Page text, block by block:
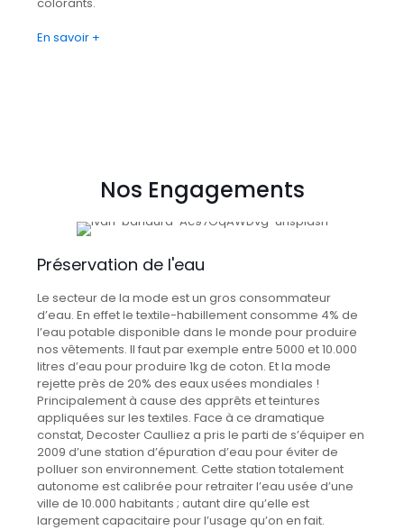
En savoir +
Nos Engagements
Préservation de l'eau
Le secteur de la mode est un gros consommateur
d’eau. En effet le textile-habillement consomme 4% de
l’eau potable disponible dans le monde pour produire
nos vêtements. Il faut par exemple entre 5000 et 10.000
litres d’eau pour produire 1kg de coton. Et la mode
rejette près de 20% des eaux usées mondiales !
Principalement à cause des apprêts et teintures
appliquées sur les textiles. Face à ce dramatique
constat, Decoster Caulliez a pris le parti de s’équiper en
2009 d’une station d’épuration d’eau pour éviter de
polluer son environnement. Cette station totalement
autonome est calibrée pour retraiter l’eau usée d’une
ville de 10.000 habitants ; autant dire qu’elle est
largement capacitaire pour l’usage qu’on en fait.